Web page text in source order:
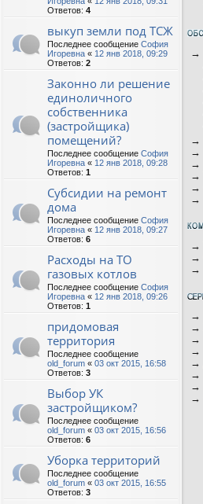
Ответов: 4
выкуп земли под ТСЖ
Последнее сообщение София
Игоревна « 12 янв 2018, 09:29
Ответов: 2
Законно ли решение
единоличного
собственника
(застройщика)
помещений?
Последнее сообщение София
Игоревна « 12 янв 2018, 09:28
Ответов: 1
Субсидии на ремонт
дома
Последнее сообщение София
Игоревна « 12 янв 2018, 09:27
Ответов: 6
Расходы на ТО
газовых котлов
Последнее сообщение София
Игоревна « 12 янв 2018, 09:26
Ответов: 1
придомовая
территория
Последнее сообщение
old_forum « 03 окт 2015, 16:58
Ответов: 3
Выбор УК
застройщиком?
Последнее сообщение
old_forum « 03 окт 2015, 16:56
Ответов: 6
Уборка территорий
Последнее сообщение
old_forum « 03 окт 2015, 16:55
Ответов: 3
→
→
→
→
→
→
→
→
→
→
→
→
→
→
→
→
→
→